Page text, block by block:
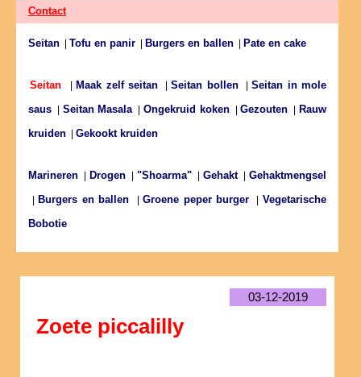
Contact
Seitan Tofu en panir Burgers en ballen Pate en cake
Seitan Maak zelf seitan |Seitan bollen|Seitan in mole
saus
Seitan Masala|Ongekruid koken|Gezouten
Rauw
kruiden
Gekookt kruiden
Marineren Drogen "Shoarma" Gehakt|Gehaktmengsel
Burgers en ballen |Groene peper burger |Vegetarische
Bobotie
03-12-2019
Zoete piccalilly